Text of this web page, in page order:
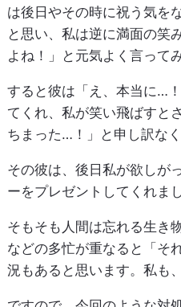
は後日やその時に祝う気を
と思い、私は逆に満面の笑
よね！」と元気よく言って
すると彼は「え、本当に…
てくれ、私が笑い飛ばすと
ちまった…！」と申し訳な
その彼は、後日私が欲しが
ーをプレゼントしてくれまし
そもそも人間は忘れる生き
などの多忙が重なると「そ
況もあると思います。私も